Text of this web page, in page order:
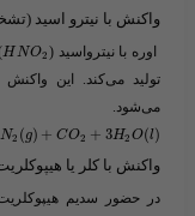
واکنش با نیترو اسید
اوره با نیترواسید (​ HNO2
تولید می‌کند. این واکنش
می‌شود.
N2 (g) + CO2 + 3H2 O(l)
واکنش با کلر یا
در حضور سدیم